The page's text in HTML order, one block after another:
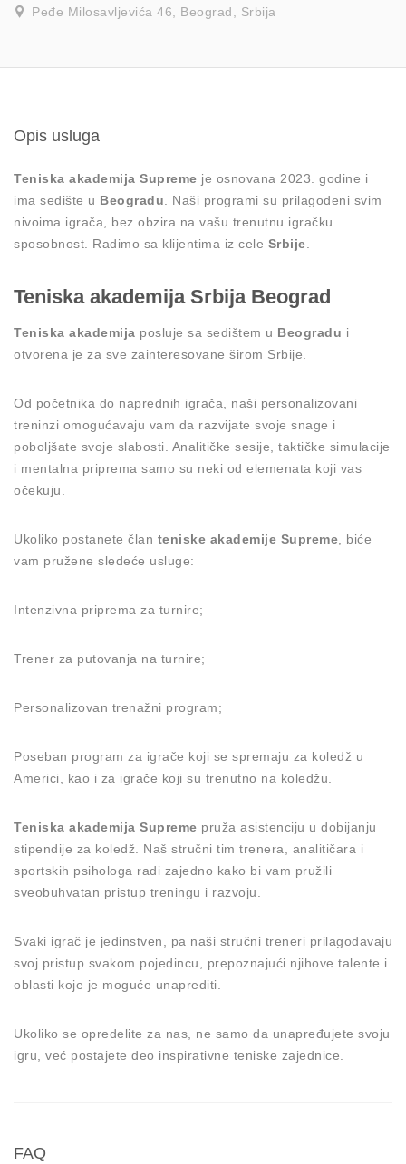
Peđe Milosavljevića 46, Beograd, Srbija
Opis usluga
Teniska akademija Supreme je osnovana 2023. godine i
ima sedište u Beogradu . Naši programi su prilagođeni svim
nivoima igrača, bez obzira na vašu trenutnu igračku
sposobnost. Radimo sa klijentima iz cele Srbije
Teniska akademija Srbija Beograd
Teniska akademija posluje sa sedištem u Beogradu i
otvorena je za sve zainteresovane širom Srbije.
Od početnika do naprednih igrača, naši personalizovani
treninzi omogućavaju vam da razvijate svoje snage i
poboljšate svoje slabosti. Analitičke sesije, taktičke simulacije
i mentalna priprema samo su neki od elemenata koji vas
očekuju.
Ukoliko postanete član teniske akademije Supreme , biće
vam pružene sledeće usluge:
Intenzivna priprema za turnire;
Trener za putovanja na turnire;
Personalizovan trenažni program;
Poseban program za igrače koji se spremaju za koledž u
Americi, kao i za igrače koji su trenutno na koledžu.
Teniska akademija Supreme pruža asistenciju u dobijanju
stipendije za koledž. Naš stručni tim trenera, analitičara i
sportskih psihologa radi zajedno kako bi vam pružili
sveobuhvatan pristup treningu i razvoju.
Svaki igrač je jedinstven, pa naši stručni treneri prilagođavaju
svoj pristup svakom pojedincu, prepoznajući njihove talente i
oblasti koje je moguće unaprediti.
Ukoliko se opredelite za nas, ne samo da unapređujete svoju
igru, već postajete deo inspirativne teniske zajednice.
FAQ